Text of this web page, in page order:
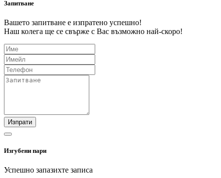
Запитване
Вашето запитване е изпратено успешно!
Наш колега ще се свърже с Вас възможно най-скоро!
Изпрати
Изгубени пари
Успешно запазихте записа